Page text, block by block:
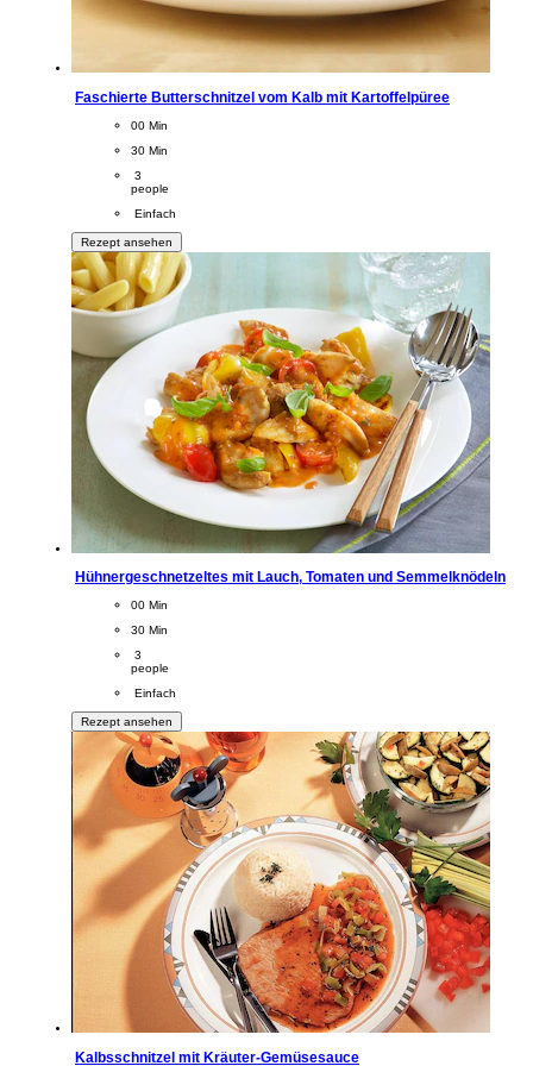
Faschierte Butterschnitzel vom Kalb mit Kartoffelpüree
CookingTime
00 Min
PreparationTime
30 Min
Servings
3
people
Difficulty
Einfach
Rezept ansehen
Hühnergeschnetzeltes mit Lauch, Tomaten und Semmelknödeln
CookingTime
00 Min
PreparationTime
30 Min
Servings
3
people
Difficulty
Einfach
Rezept ansehen
Kalbsschnitzel mit Kräuter-Gemüsesauce